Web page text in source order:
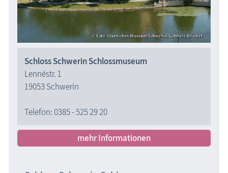
Schloss Schwerin Schlossmuseum
Lennéstr. 1
19053 Schwerin
Telefon: 0385 - 525 29 20
mehr Informationen